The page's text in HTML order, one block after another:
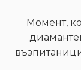
Момент,